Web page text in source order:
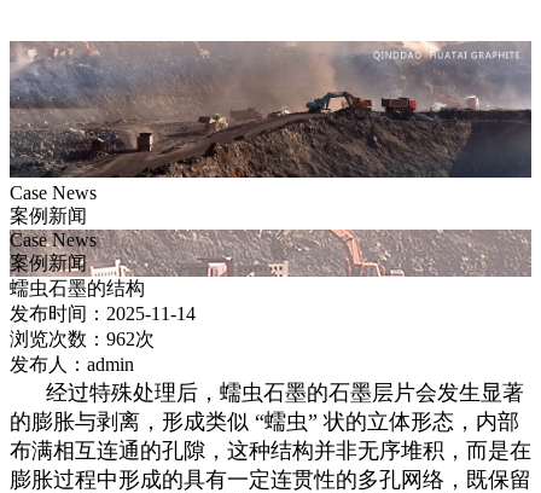
Case News
案例新闻
Case News
案例新闻
蠕虫石墨的结构
发布时间：2025-11-14
浏览次数：962次
发布人：admin
经过特殊处理后，蠕虫石墨的石墨层片会发生显著
的膨胀与剥离，形成类似 “蠕虫” 状的立体形态，内部
布满相互连通的孔隙，这种结构并非无序堆积，而是在
膨胀过程中形成的具有一定连贯性的多孔网络，既保留